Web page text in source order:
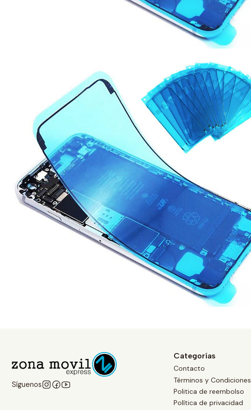
Síguenos
Categorías
Contacto
Términos y Condiciones
Politica de reembolso
Política de privacidad